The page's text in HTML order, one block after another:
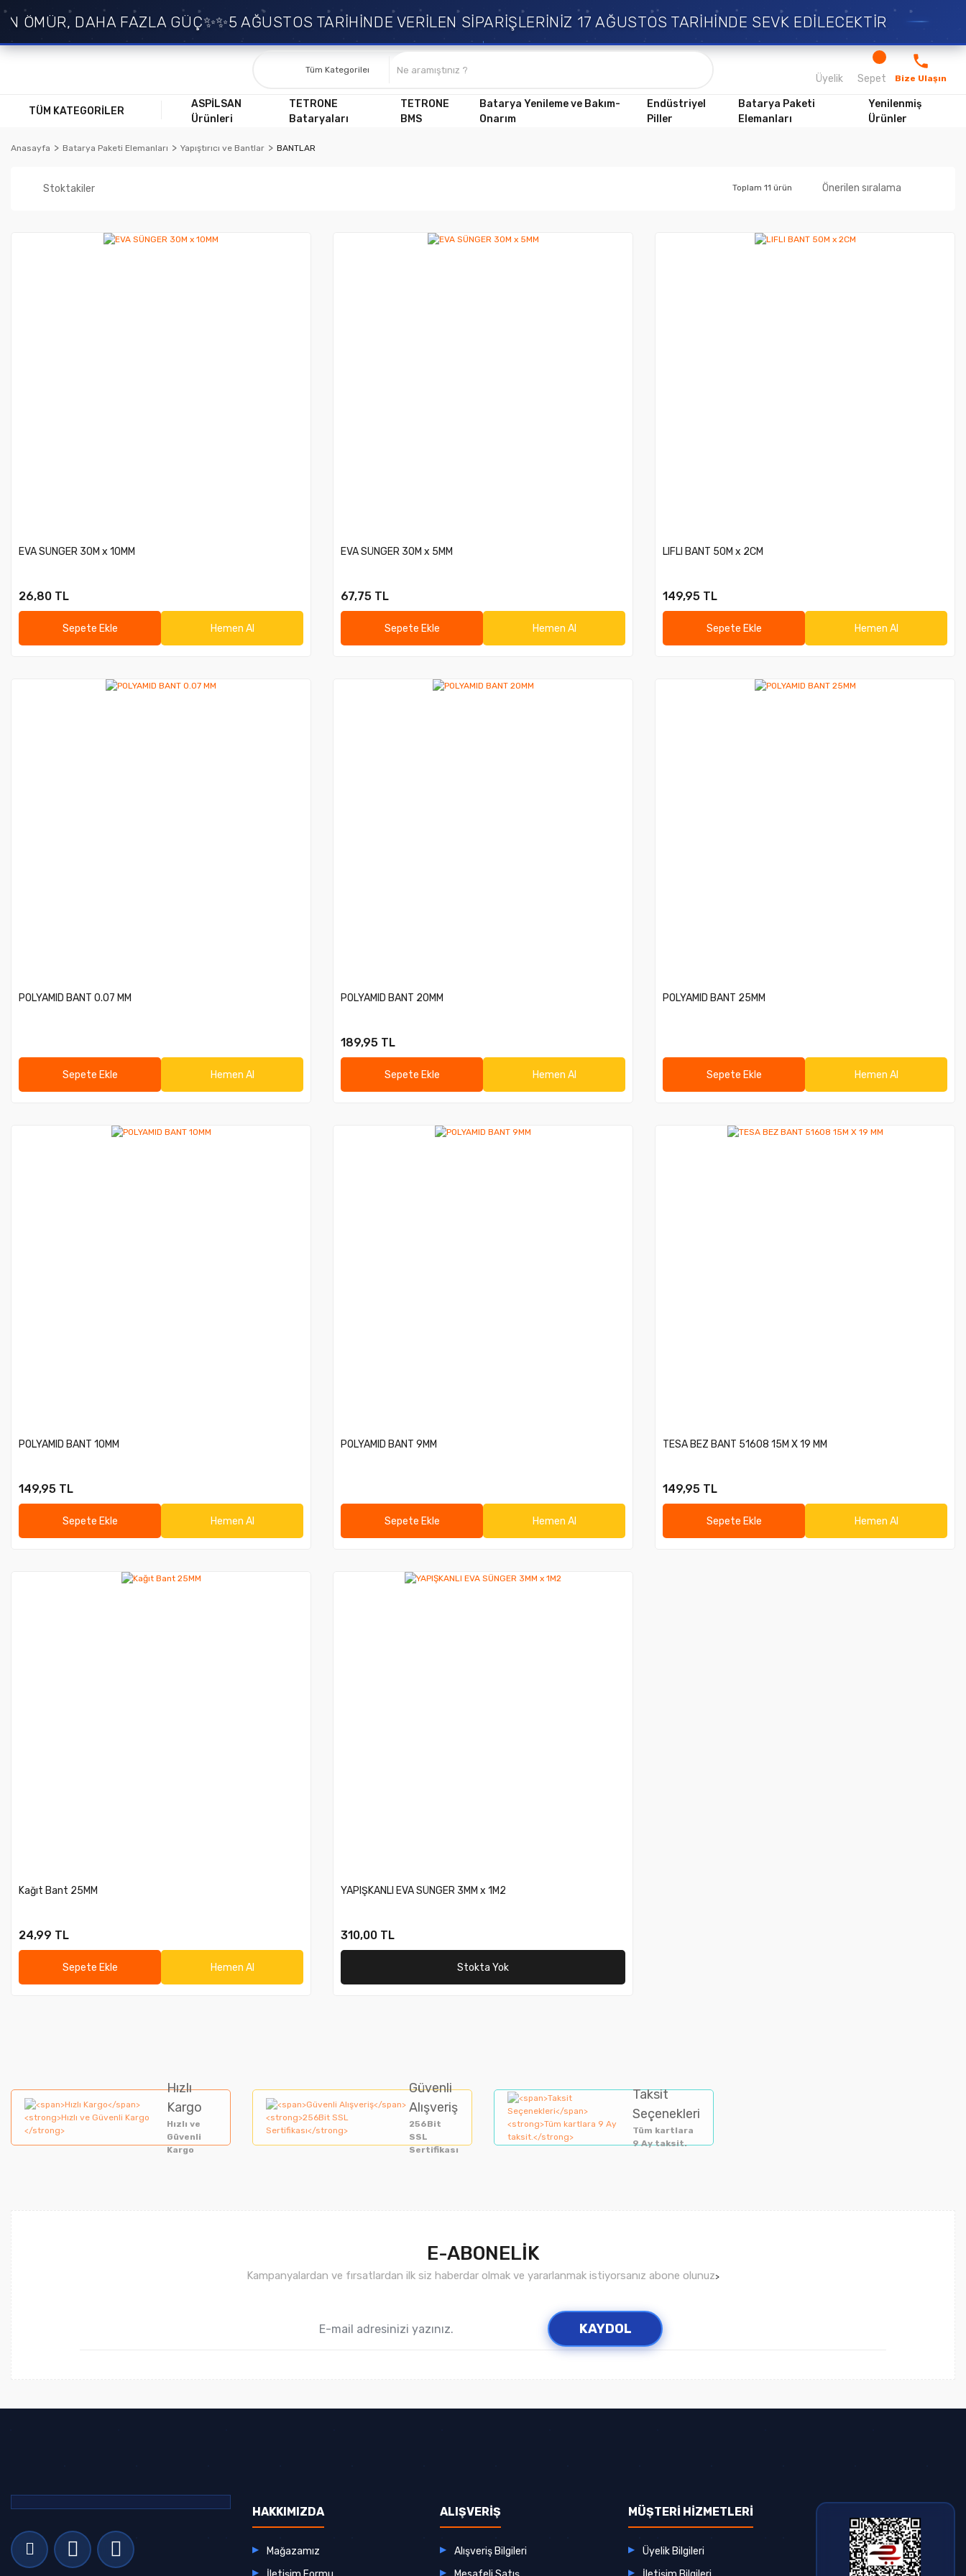
ÖMÜR, DAHA FAZLA GÜÇ✨✨5 AĞUSTOS TARİHİNDE VERİLEN SİPARİŞLERİNİZ 17 AĞUSTOS TARİHİNDE SEVK EDİLECEKTİR
Üyelik Sepet Bize Ulaşın
TÜM KATEGORİLER
ASPİLSAN
Ürünleri
TETRONE
Bataryaları
TETRONE
BMS
Batarya Yenileme ve Bakım-
Onarım
Endüstriyel
Piller
Batarya Paketi
Elemanları
Yenilenmiş
Ürünler
Anasayfa Batarya Paketi Elemanları Yapıştırıcı ve Bantlar BANTLAR
Stoktakiler Toplam 11 ürün
EVA SÜNGER 30M x 10MM
26,80 TL
Sepete Ekle Hemen Al
EVA SÜNGER 30M x 5MM
67,75 TL
Sepete Ekle Hemen Al
LIFLI BANT 50M x 2CM
149,95 TL
Sepete Ekle Hemen Al
POLYAMID BANT 0.07 MM
Sepete Ekle Hemen Al
POLYAMID BANT 20MM
189,95 TL
Sepete Ekle Hemen Al
POLYAMID BANT 25MM
Sepete Ekle Hemen Al
POLYAMID BANT 10MM
149,95 TL
Sepete Ekle Hemen Al
POLYAMID BANT 9MM
Sepete Ekle Hemen Al
TESA BEZ BANT 51608 15M X 19 MM
149,95 TL
Sepete Ekle Hemen Al
Kağıt Bant 25MM
24,99 TL
Sepete Ekle Hemen Al
YAPIŞKANLI EVA SÜNGER 3MM x 1M2
310,00 TL
Stokta Yok
Hızlı
Kargo
Hızlı ve
Güvenli
Kargo
Güvenli
Alışveriş
256Bit
SSL
Sertifikası
Taksit
Seçenekleri
Tüm kartlara
9 Ay taksit.
E-ABONELİK
Kampanyalardan ve fırsatlardan ilk siz haberdar olmak ve yararlanmak istiyorsanız abone olunuz>
KAYDOL
HAKKIMIZDA
Mağazamız
ALIŞVERİŞ
Alışveriş Bilgileri
MÜŞTERİ HİZMETLERİ
Üyelik Bilgileri